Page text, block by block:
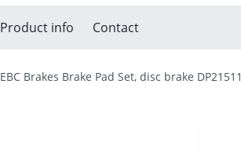
Product info Contact
EBC Brakes Brake Pad Set, disc brake DP21511